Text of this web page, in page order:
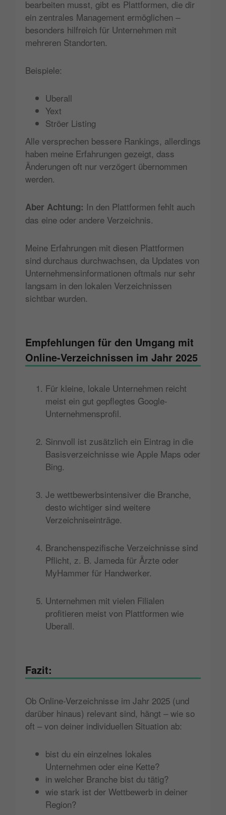
bearbeiten musst, gibt es Plattformen, die dir
ein zentrales Management ermöglichen –
besonders hilfreich für Unternehmen mit
mehreren Standorten.
Beispiele:
Uberall
Yext
Ströer Listing
Alle versprechen bessere Rankings, allerdings
haben meine Erfahrungen gezeigt, dass
Änderungen oft nur verzögert übernommen
werden.
Aber Achtung: In den Plattformen fehlt auch
das eine oder andere Verzeichnis.
Meine Erfahrungen mit diesen Plattformen
sind durchaus durchwachsen, da Updates von
Unternehmensinformationen oftmals nur sehr
langsam in den lokalen Verzeichnissen
sichtbar wurden.
Empfehlungen für den Umgang mit
Online-Verzeichnissen im Jahr 2025
Für kleine, lokale Unternehmen reicht
meist ein gut gepflegtes Google-
Unternehmensprofil.
Sinnvoll ist zusätzlich ein Eintrag in die
Basisverzeichnisse wie Apple Maps oder
Bing.
Je wettbewerbsintensiver die Branche,
desto wichtiger sind weitere
Verzeichniseinträge.
Branchenspezifische Verzeichnisse sind
Pflicht, z. B. Jameda für Ärzte oder
MyHammer für Handwerker.
Unternehmen mit vielen Filialen
profitieren meist von Plattformen wie
Uberall.
Fazit:
Ob Online-Verzeichnisse im Jahr 2025 (und
darüber hinaus) relevant sind, hängt – wie so
oft – von deiner individuellen Situation ab:
bist du ein einzelnes lokales
Unternehmen oder eine Kette?
in welcher Branche bist du tätig?
wie stark ist der Wettbewerb in deiner
Region?